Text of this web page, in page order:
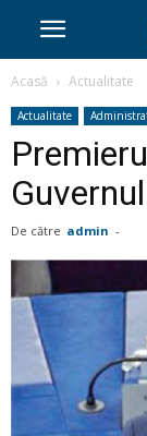
Acasă Actualitate
Actualitate
De către admin -